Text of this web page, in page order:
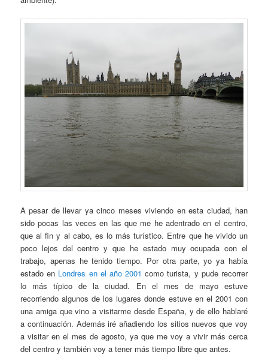
A pesar de llevar ya cinco meses viviendo en esta ciudad, han
sido pocas las veces en las que me he adentrado en el centro,
que al fin y al cabo, es lo más turístico. Entre que he vivido un
poco lejos del centro y que he estado muy ocupada con el
trabajo, apenas he tenido tiempo. Por otra parte, yo ya había
estado en Londres en el año 2001 como turista, y pude recorrer
lo más típico de la ciudad. En el mes de mayo estuve
recorriendo algunos de los lugares donde estuve en el 2001 con
una amiga que vino a visitarme desde España, y de ello hablaré
a continuación. Además iré añadiendo los sitios nuevos que voy
a visitar en el mes de agosto, ya que me voy a vivir más cerca
del centro y también voy a tener más tiempo libre que antes.